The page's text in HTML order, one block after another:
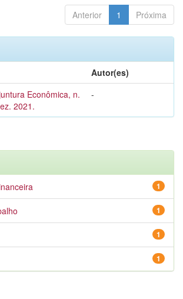
Anterior 1 Próxima
Autor(es)
Econômica, n.
2021.
-
1
1
1
1